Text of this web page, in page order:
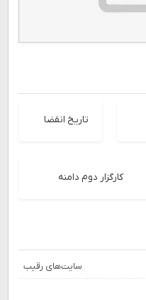
تاریخ انقضا
کارگزار دوم دامنه
سایت‌های رقیب